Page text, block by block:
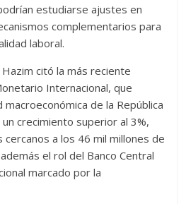
estudiarse ajustes en
complementarios para
laboral.
citó la más reciente
Internacional, que
de la República
crecimiento superior al 3%,
a los 46 mil millones de
el rol del Banco Central
marcado por la